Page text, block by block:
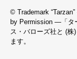
© Trademark
by Permission —「タ
ス・バローズ社と (株
ます。